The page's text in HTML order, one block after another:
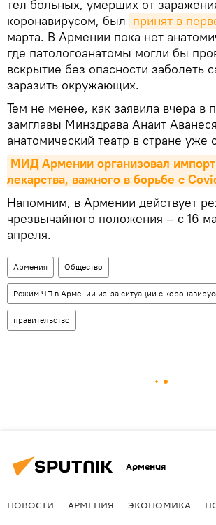
тел больных, умерших от
коронавирусом, был принят в
марта. В Армении пока нет
где патологоанатомы могли бы
вскрытие без опасности заболеть
заразить окружающих.
Тем не менее, как заявила вчера в
замглавы Минздрава Анаит
анатомический театр в стране уже
МИД Армении организовал
лекарства, важного в борьбе с
Напомним, в Армении действует
чрезвычайного положения – с 16
апреля.
Армения Общество
Режим ЧП в Армении из-за ситуации с
правительство
Армения
НОВОСТИ АРМЕНИЯ ЭКОНОМИКА